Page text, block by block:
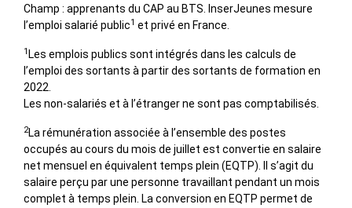
Champ : apprenants du CAP au BTS. InserJeunes mesure
l’emploi salarié public1 et privé en France.
1 Les emplois publics sont intégrés dans les calculs de
l’emploi des sortants à partir des sortants de formation en
2022.
Les non-salariés et à l’étranger ne sont pas comptabilisés.
2La rémunération associée à l’ensemble des postes
occupés au cours du mois de juillet est convertie en salaire
net mensuel en équivalent temps plein (EQTP). Il s’agit du
salaire perçu par une personne travaillant pendant un mois
complet à temps plein. La conversion en EQTP permet de